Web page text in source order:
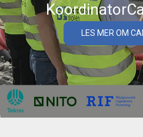
LES MER OM